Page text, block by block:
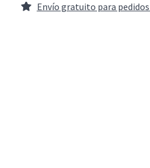
Envío gratuito para